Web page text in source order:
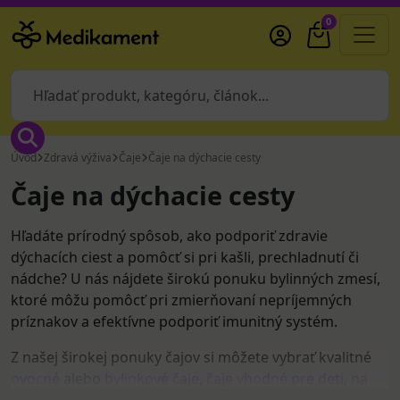
0
Úvod Zdravá výživa Čaje Čaje na dýchacie cesty
Čaje na dýchacie cesty
Hľadáte prírodný spôsob, ako podporiť zdravie
dýchacích ciest a pomôcť si pri kašli, prechladnutí či
nádche? U nás nájdete širokú ponuku bylinných zmesí,
ktoré môžu pomôcť pri zmierňovaní nepríjemných
príznakov a efektívne podporiť imunitný systém.
Z našej širokej ponuky čajov si môžete vybrať kvalitné